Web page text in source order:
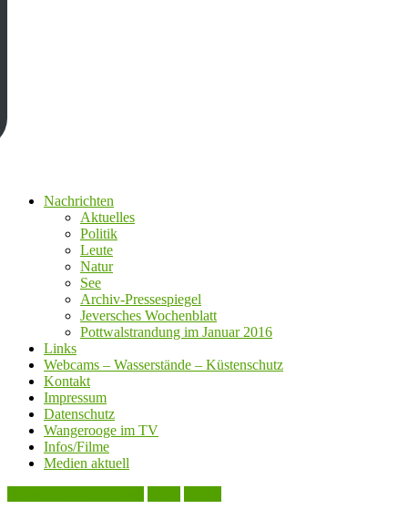
Nachrichten
Aktuelles
Politik
Leute
Natur
See
Archiv-Pressespiegel
Jeversches Wochenblatt
Pottwalstrandung im Januar 2016
Links
Webcams – Wasserstände – Küstenschutz
Kontakt
Impressum
Datenschutz
Wangerooge im TV
Infos/Filme
Medien aktuell